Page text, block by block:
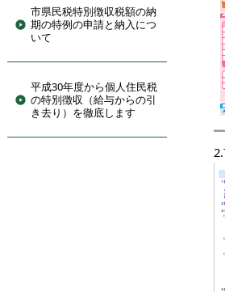
市県民税特別徴収税額の納
期の特例の申請と納入につ
いて
平成30年度から個人住民税
の特別徴収（給与からの引
き去り）を徹底します